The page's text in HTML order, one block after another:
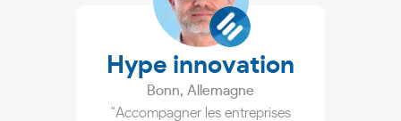
Hype innovation
Bonn, Allemagne
"Accompagner les entreprises